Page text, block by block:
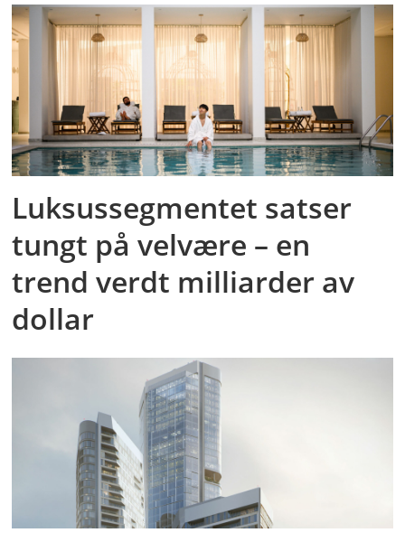
Luksussegmentet satser
tungt på velvære – en
trend verdt milliarder av
dollar